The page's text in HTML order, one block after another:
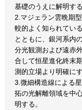
基礎のうえに解明する
2.マジェラン雲晩期
較的よく知られてい
とともに、銀河系内
分光観測および遠赤
合して恒星進化終末
測的立場より明確にす
3.微細構造線による
拓の光解離領域を中
明する。